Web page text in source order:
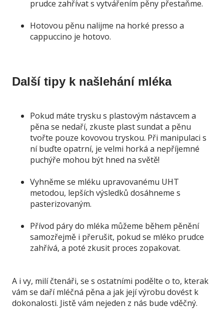
prudce zahřívat s vytvářením pěny přestaňme.
Hotovou pěnu nalijme na horké presso a
cappuccino je hotovo.
Další tipy k našlehání mléka
Pokud máte trysku s plastovým nástavcem a
pěna se nedaří, zkuste plast sundat a pěnu
tvořte pouze kovovou tryskou. Při manipulaci s
ní buďte opatrní, je velmi horká a nepříjemné
puchýře mohou být hned na světě!
Vyhněme se mléku upravovanému UHT
metodou, lepších výsledků dosáhneme s
pasterizovaným.
Přívod páry do mléka můžeme během pěnění
samozřejmě i přerušit, pokud se mléko prudce
zahřívá, a poté zkusit proces zopakovat.
A i vy, milí čtenáři, se s ostatními podělte o to, kterak
vám se daří mléčná pěna a jak její výrobu dovést k
dokonalosti. Jistě vám nejeden z nás bude vděčný.